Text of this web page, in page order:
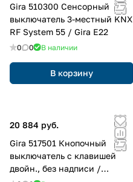
Gira 510300 Сенсорный
выключатель 3-местный KNX
RF System 55 / Gira E22
0 0 В наличии
В корзину
20 884 руб.
Gira 517501 Кнопочный
выключатель с клавишей
двойн., без надписи /